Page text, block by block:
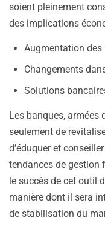
soient pleinement
des implications
Augmentation des
Changements
Solutions
Les banques, armées
seulement de
d’éduquer et
tendances de gestion
le succès de cet outil
manière dont il sera
de stabilisation du